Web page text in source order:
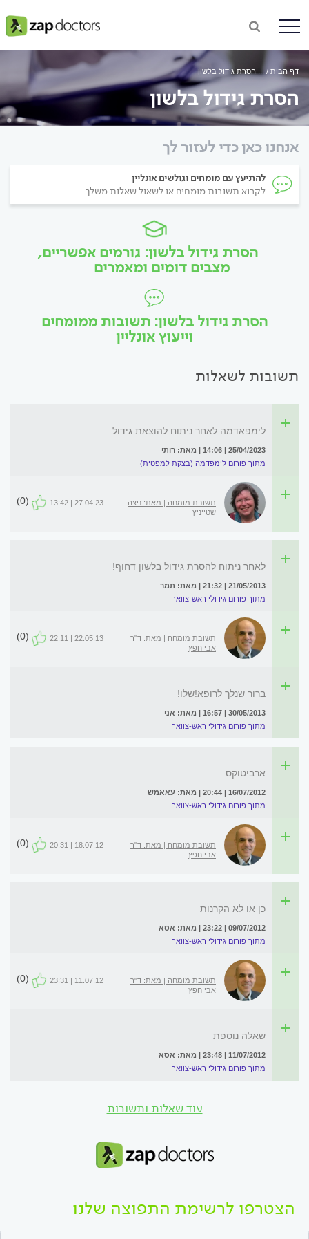
דף הבית הסרת גידול בלשון
הסרת גידול בלשון
אנחנו כאן כדי לעזור לך
להתיעץ עם מומחים וגולשים אונליין
לקרוא תשובות מומחים או לשאול שאלות משלך
הסרת גידול בלשון: גורמים אפשריים,
מצבים דומים ומאמרים
הסרת גידול בלשון: תשובות ממומחים
וייעוץ אונליין
תשובות לשאלות
לימפאדמה לאחר ניתוח להוצאת גידול
25/04/2023 | 14:06 | מאת: רותי
מתוך פורום לימפדמה (בצקת למפטית)
תשובת מומחה | מאת: ניצה
שטייניץ
27.04.23 | 13:42
(0)
לאחר ניתוח להסרת גידול בלשון דחוף!
21/05/2013 | 21:32 | מאת: תמר
מתוך פורום גידולי ראש-צוואר
תשובת מומחה | מאת: ד"ר
אבי חפץ
22.05.13 | 22:11
(0)
ברור שנלך לרופא!שלו!
30/05/2013 | 16:57 | מאת: אני
מתוך פורום גידולי ראש-צוואר
ארביטוקס
16/07/2012 | 20:44 | מאת: עאאמש
מתוך פורום גידולי ראש-צוואר
תשובת מומחה | מאת: ד"ר
אבי חפץ
18.07.12 | 20:31
(0)
כן או לא הקרנות
09/07/2012 | 23:22 | מאת: אסא
מתוך פורום גידולי ראש-צוואר
תשובת מומחה | מאת: ד"ר
אבי חפץ
11.07.12 | 23:31
(0)
שאלה נוספת
11/07/2012 | 23:48 | מאת: אסא
מתוך פורום גידולי ראש-צוואר
עוד שאלות ותשובות
הצטרפו לרשימת התפוצה שלנו